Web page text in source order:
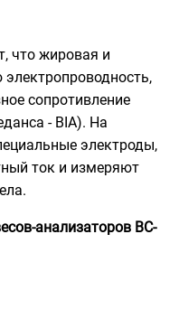
что жировая и
сопротивление
- BIA). На
электроды,
ток и измеряют
анализаторов BC-